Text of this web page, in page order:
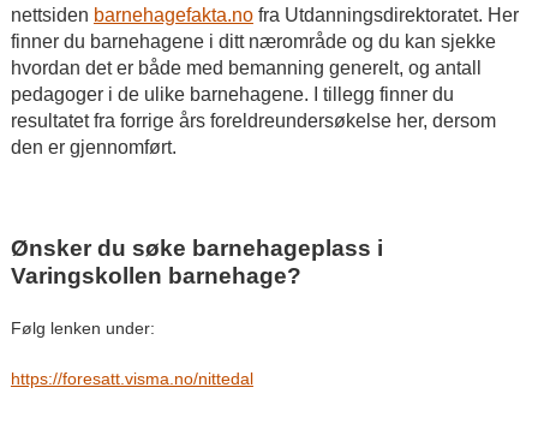
nettsiden barnehagefakta.nofra Utdanningsdirektoratet. Her
finner du barnehagene i ditt nærområde og du kan sjekke
hvordan det er både med bemanning generelt, og antall
pedagoger i de ulike barnehagene. I tillegg finner du
resultatet fra forrige års foreldreundersøkelse her, dersom
den er gjennomført.
Ønsker du søke barnehageplass i
Varingskollen barnehage?
Følg lenken under:
https://foresatt.visma.no/nittedal